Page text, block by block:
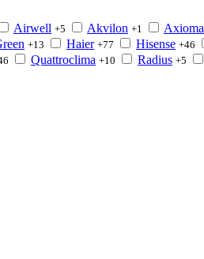
Airwell +5 Akvilon +1 Axioma
+13 Haier +77 Hisense +46
Quattroclima +10 Radius +5